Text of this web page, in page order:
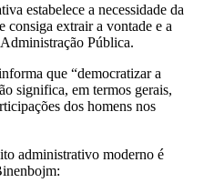
estabelece a necessidade da
consiga extrair a vontade e a
Pública.
que “democratizar a
significa, em termos gerais,
dos homens nos
administrativo moderno é